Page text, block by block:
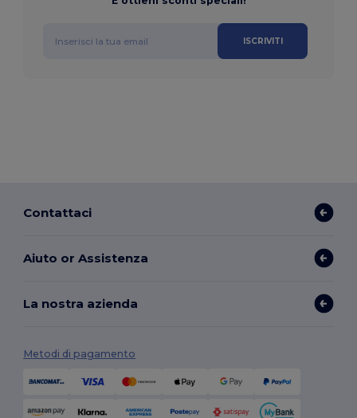
ISCRIVITI
Contattaci
Aiuto or Assistenza
La nostra azienda
Metodi di pagamento